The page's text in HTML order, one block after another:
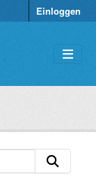
Einloggen